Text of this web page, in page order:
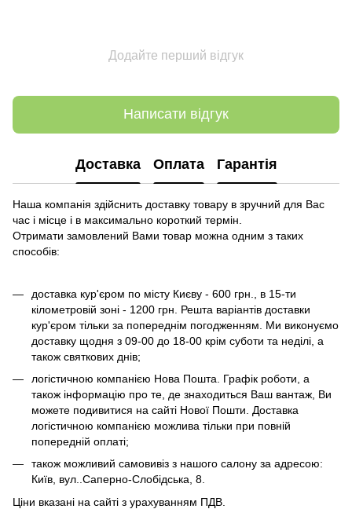
Додайте перший відгук
Написати відгук
Доставка Оплата Гарантія
Наша компанія здійснить доставку товару в зручний для Вас
час і місце і в максимально короткий термін.
Отримати замовлений Вами товар можна одним з таких
способів:
доставка кур'єром по місту Києву - 600 грн., в 15-ти
кілометровій зоні - 1200 грн. Решта варіантів доставки
кур'єром тільки за попереднім погодженням. Ми виконуємо
доставку щодня з 09-00 до 18-00 крім суботи та неділі, а
також святкових днів;
логістичною компанією Нова Пошта. Графік роботи, а
також інформацію про те, де знаходиться Ваш вантаж, Ви
можете подивитися на сайті Нової Пошти. Доставка
логістичною компанією можлива тільки при повній
попередній оплаті;
також можливий самовивіз з нашого салону за адресою:
Київ, вул..Саперно-Слобідська, 8.
Ціни вказані на сайті з урахуванням ПДВ.